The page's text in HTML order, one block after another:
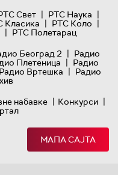
Свет | РТС Наука |
Класика | РТС Коло |
| РТС Полетарац
Београд 2 | Радио
Плетеница | Радио
Радио Вртешка | Радио
набавке | Конкурси |
МАПА САЈТА